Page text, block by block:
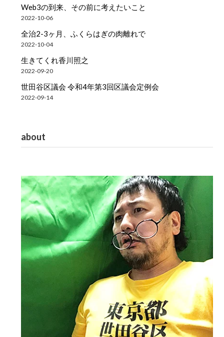
Web3の到来、その前に考えたいこと
2022-10-06
全治2-3ヶ月、ふくらはぎの肉離れで
2022-10-04
生きてくれ香川照之
2022-09-20
世田谷区議会 令和4年第3回区議会定例会
2022-09-14
about